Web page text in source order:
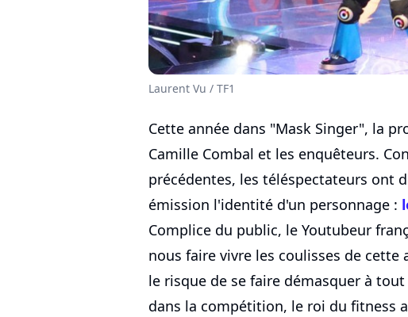
Laurent Vu / TF1
Cette année dans "Mask Singer", la
Camille Combal et les enquêteurs.
précédentes, les téléspectateurs ont
émission l'identité d'un personnage :
Complice du public, le Youtubeur
nous faire vivre les coulisses de cette
le risque de se faire démasquer à
dans la compétition, le roi du fitness